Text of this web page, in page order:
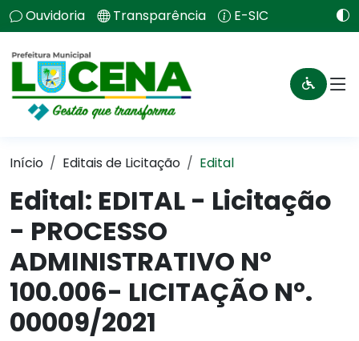
Ouvidoria Transparência E-SIC
Início Editais de Licitação Edital
Edital: EDITAL - Licitação
- PROCESSO
ADMINISTRATIVO Nº
100.006- LICITAÇÃO Nº.
00009/2021